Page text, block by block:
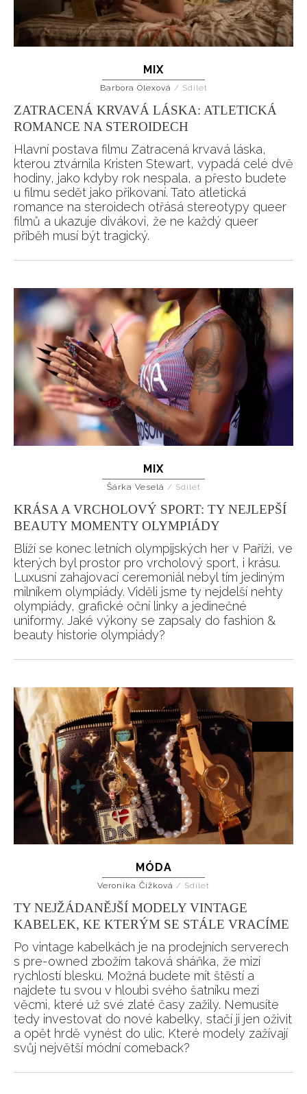
MIX
Barbora Olexová / Sdílet
ZATRACENÁ KRVAVÁ LÁSKA: ATLETICKÁ
ROMANCE NA STEROIDECH
Hlavní postava filmu Zatracená krvavá láska,
kterou ztvárnila Kristen Stewart, vypadá celé dvě
hodiny, jako kdyby rok nespala, a přesto budete
u filmu sedět jako přikovaní. Tato atletická
romance na steroidech otřásá stereotypy queer
filmů a ukazuje divákovi, že ne každý queer
příběh musí být tragický.
MIX
Šárka Veselá / Sdílet
KRÁSA A VRCHOLOVÝ SPORT: TY NEJLEPŠÍ
BEAUTY MOMENTY OLYMPIÁDY
Blíží se konec letních olympijských her v Paříži, ve
kterých byl prostor pro vrcholový sport, i krásu.
Luxusní zahajovací ceremoniál nebyl tím jediným
milníkem olympiády. Viděli jsme ty nejdelší nehty
olympiády, grafické oční linky a jedinečné
uniformy. Jaké výkony se zapsaly do fashion &
beauty historie olympiády?
MÓDA
Veronika Čížková / Sdílet
TY NEJŽÁDANĚJŠÍ MODELY VINTAGE
KABELEK, KE KTERÝM SE STÁLE VRACÍME
Po vintage kabelkách je na prodejních serverech
s pre-owned zbožím taková sháňka, že mizí
rychlostí blesku. Možná budete mít štěstí a
najdete tu svou v hloubi svého šatníku mezi
věcmi, které už své zlaté časy zažily. Nemusíte
tedy investovat do nové kabelky, stačí ji jen oživit
a opět hrdě vynést do ulic. Které modely zažívají
svůj největší módní comeback?